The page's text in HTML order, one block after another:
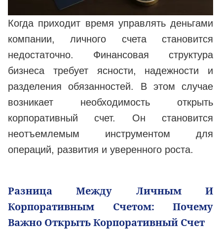
Когда приходит время управлять деньгами
компании, личного счета становится
недостаточно. Финансовая структура
бизнеса требует ясности, надежности и
разделения обязанностей. В этом случае
возникает необходимость открыть
корпоративный счет. Он становится
неотъемлемым инструментом для
операций, развития и уверенного роста.
Разница Между Личным И
Корпоративным Счетом: Почему
Важно Открыть Корпоративный Счет